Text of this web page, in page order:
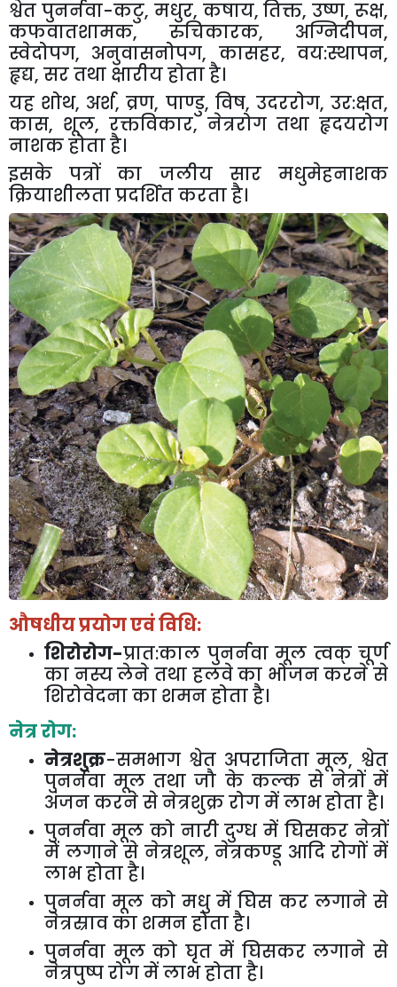
श्वेत पुनर्नवा-कटु, मधुर, कषाय,तिक्त,उष्ण,रूक्ष,
कफवातशामक, रुचिकारक, अग्निदीपन,
स्वेदोपग, अनुवासनोपग, कासहर,वय:स्थापन,
हृद्य, सर तथा क्षारीय होता है।
यह शोथ, अर्श,व्रण, पाण्डु, विष, उदररोग,उर:क्षत,
कास, शूल, रक्तविकार, नेत्ररोग तथा हृदयरोग
नाशक होता है।
इसके पत्रों का जलीय सार मधुमेहनाशक
क्रियाशीलता प्रदर्शित करता है।
औषधीय प्रयोग एवं विधि:
शिरोरोग-प्रात:काल पुनर्नवा मूल त्वक् चूर्ण
का नस्य लेने तथा हलवे का भोजन करने से
शिरोवेदना का शमन होता है।
नेत्र रोग:
नेत्रशुक्र-समभाग श्वेत अपराजिता मूल, श्वेत
पुनर्नवा मूल तथा जौ के कल्क से नेत्रों में
अंजन करने से नेत्रशुक्र रोग में लाभ होता है।
पुनर्नवा मूल को नारी दुग्ध में घिसकर नेत्रों
में लगाने से नेत्रशूल,नेत्रकण्डू आदि रोगों में
लाभहोता है।
पुनर्नवा मूल को मधु में घिस कर लगाने से
नेत्रस्राव का शमन होता है।
पुनर्नवा मूल को घृत में घिसकर लगाने से
नेत्रपुष्प रोग में लाभ होता है।